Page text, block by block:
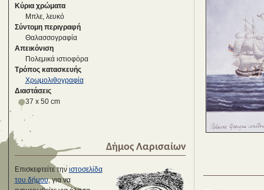
Κύρια χρώματα
Μπλε, λευκό
Σύντομη περιγραφή
Θαλασσογραφία
Απεικόνιση
Πολεμικά ιστιοφόρα
Τρόπος κατασκευής
Χρωμολιθογραφία
Διαστάσεις
37 x 50 cm
Δήμος Λαρισαίων
Επισκεφτείτε την ιστοσελίδα
του δήμου, για να